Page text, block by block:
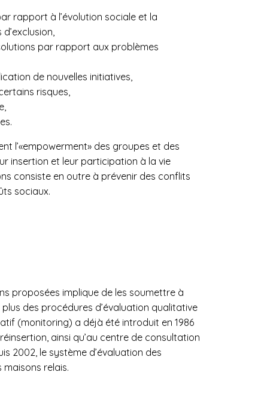
rapport à l’évolution sociale et la
par rapport aux problèmes
de nouvelles initiatives,
risques,
l’«empowerment» des groupes et des
insertion et leur participation à la vie
consiste en outre à prévenir des conflits
sociaux.
proposées implique de les soumettre à
des procédures d’évaluation qualitative
(monitoring) a déjà été introduit en 1986
ainsi qu’au centre de consultation
2002, le système d’évaluation des
relais.